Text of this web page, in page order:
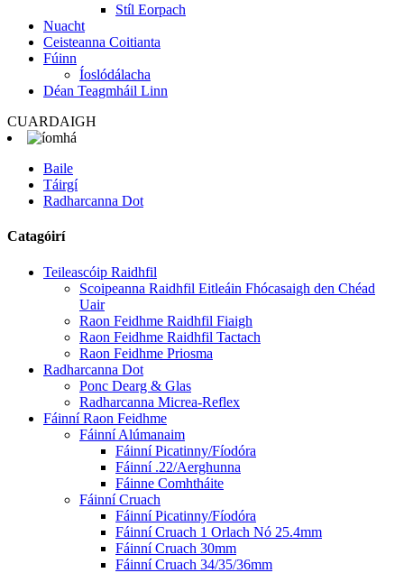
Stíl Eorpach
Nuacht
Ceisteanna Coitianta
Fúinn
Íoslódálacha
Déan Teagmháil Linn
CUARDAIGH
Baile
Táirgí
Radharcanna Dot
Catagóirí
Teileascóip Raidhfil
Scoipeanna Raidhfil Eitleáin Fhócasaigh den Chéad
Uair
Raon Feidhme Raidhfil Fiaigh
Raon Feidhme Raidhfil Tactach
Raon Feidhme Priosma
Radharcanna Dot
Ponc Dearg & Glas
Radharcanna Micrea-Reflex
Fáinní Raon Feidhme
Fáinní Alúmanaim
Fáinní Picatinny/Fíodóra
Fáinní .22/Aerghunna
Fáinne Comhtháite
Fáinní Cruach
Fáinní Picatinny/Fíodóra
Fáinní Cruach 1 Orlach Nó 25.4mm
Fáinní Cruach 30mm
Fáinní Cruach 34/35/36mm